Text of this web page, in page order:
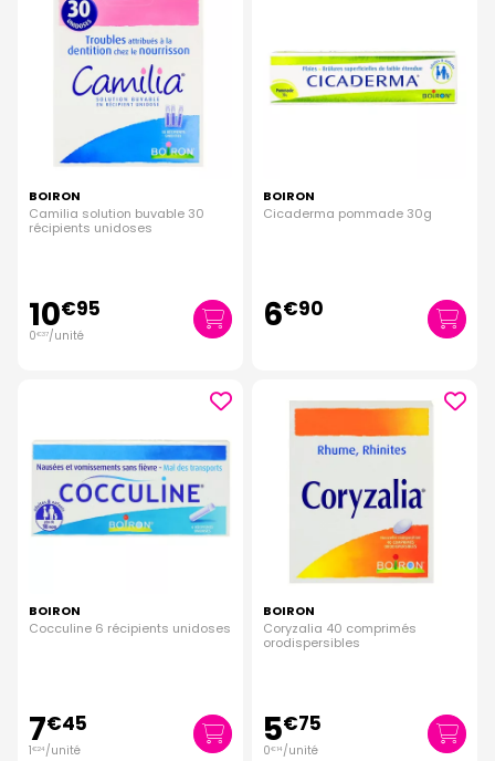
BOIRON
Camilia solution buvable 30
récipients unidoses
10€95
0€37/unité
BOIRON
Cicaderma pommade 30g
6€90
BOIRON
Cocculine 6 récipients unidoses
7€45
1€24 /unité
BOIRON
Coryzalia 40 comprimés
orodispersibles
5€75
0€ 14 /unité